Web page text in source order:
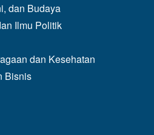
dan Budaya
Ilmu Politik
dan Kesehatan
Bisnis